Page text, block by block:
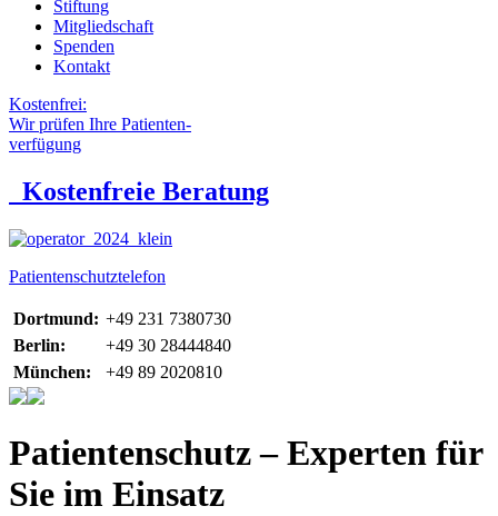
Stiftung
Mitgliedschaft
Spenden
Kontakt
Kostenfrei:
Wir prüfen Ihre Patienten-
verfügung
Kostenfreie Beratung
Patientenschutztelefon
Dortmund: +49 231 7380730
Berlin:
+49 30 28444840
München:
+49 89 2020810
Patientenschutz – Experten für
Sie im Einsatz